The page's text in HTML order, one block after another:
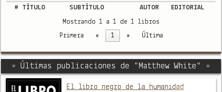
# TÍTULO SUBTÍTULO AUTOR
EDITORIAL
Mostrando 1 a 1 de 1 libros
Primera « 1 » Última
= Últimas publicaciones de "Matthew White" =
El libro negro de la humanidad